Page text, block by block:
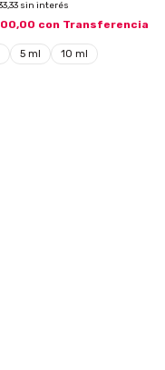
sin interés
con Transferencia
5 ml 10 ml